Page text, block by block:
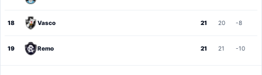
18 Vasco 21 20 -8
19 Remo 21 21 -10